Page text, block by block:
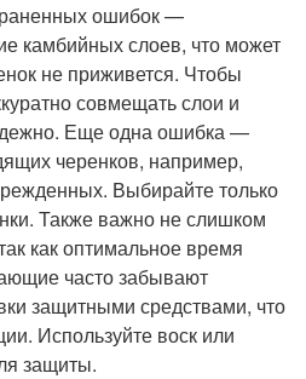
ошибок —
камбийных слоев, что может
не приживется. Чтобы
совмещать слои и
Еще одна ошибка —
черенков, например,
Выбирайте только
Также важно не слишком
как оптимальное время
часто забывают
защитными средствами, что
Используйте воск или
защиты.